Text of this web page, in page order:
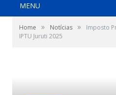
MENU
Home » Notícias »
Imposto
IPTU Juruti 2025